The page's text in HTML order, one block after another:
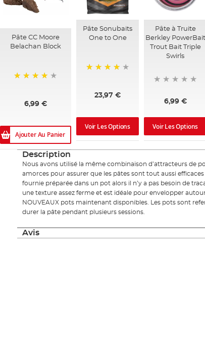
Pâte CC Moore
Belachan Block
6,99 €
Ajouter Au Panier
Pâte Sonubaits
One to One
23,97 €
Voir Les Options
Pâte à Truite
Berkley PowerBait
Trout Bait Triple
Swirls
6,99 €
Voir Les Options
Description
Nous avons utilisé la même combinaison d’attracteurs de
amorces pour assurer que les pâtes sont tout aussi
fournie préparée dans un pot alors il n’y a pas besoin de
une texture assez ferme et est idéale pour envelopper
NOUVEAUX pots maintenant disponibles. Les pots sont
durer la pâte pendant plusieurs sessions.
Avis